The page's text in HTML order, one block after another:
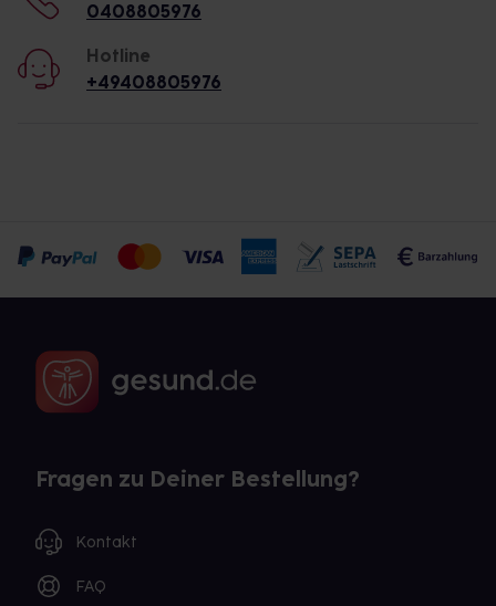
0408805976
Hotline
+49408805976
Fragen zu Deiner Bestellung?
Kontakt
FAQ